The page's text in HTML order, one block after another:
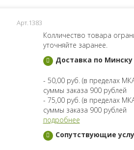
Арт.1383
Колличество товара
уточняйте заранее.
Доставка по Минску
- 50,00 руб. (в пределах
суммы заказа 900 рублей
- 75,00 руб. (в пределах
суммы заказа 900 рублей
подробнее
Сопутствующие